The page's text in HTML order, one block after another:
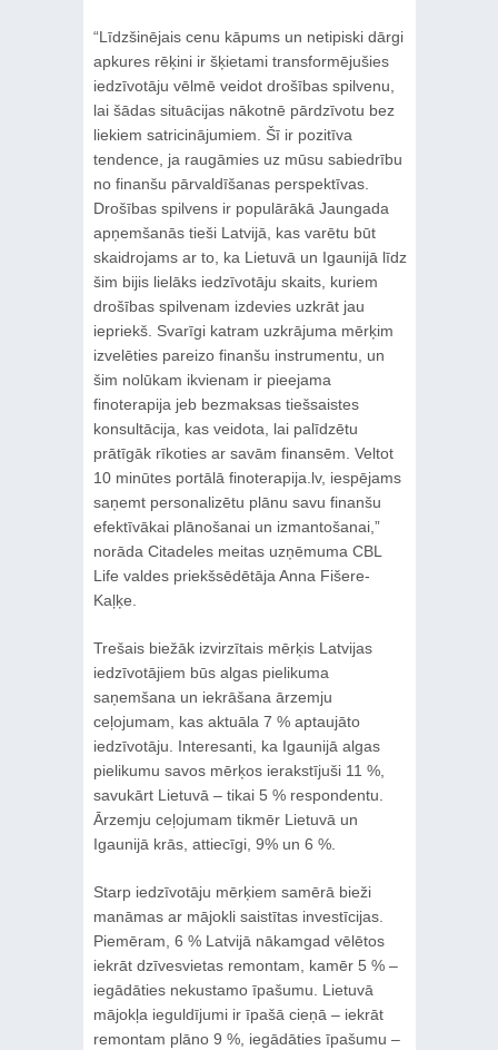
“Līdzšinējais cenu kāpums un netipiski dārgi
apkures rēķini ir šķietami transformējušies
iedzīvotāju vēlmē veidot drošības spilvenu,
lai šādas situācijas nākotnē pārdzīvotu bez
liekiem satricinājumiem. Šī ir pozitīva
tendence, ja raugāmies uz mūsu sabiedrību
no finanšu pārvaldīšanas perspektīvas.
Drošības spilvens ir populārākā Jaungada
apņemšanās tieši Latvijā, kas varētu būt
skaidrojams ar to, ka Lietuvā un Igaunijā līdz
šim bijis lielāks iedzīvotāju skaits, kuriem
drošības spilvenam izdevies uzkrāt jau
iepriekš. Svarīgi katram uzkrājuma mērķim
izvelēties pareizo finanšu instrumentu, un
šim nolūkam ikvienam ir pieejama
finoterapija jeb bezmaksas tiešsaistes
konsultācija, kas veidota, lai palīdzētu
prātīgāk rīkoties ar savām finansēm. Veltot
10 minūtes portālā finoterapija.lv, iespējams
saņemt personalizētu plānu savu finanšu
efektīvākai plānošanai un izmantošanai,”
norāda Citadeles meitas uzņēmuma CBL
Life valdes priekšsēdētāja Anna Fišere-
Kaļķe.
Trešais biežāk izvirzītais mērķis Latvijas
iedzīvotājiem būs algas pielikuma
saņemšana un iekrāšana ārzemju
ceļojumam, kas aktuāla 7 % aptaujāto
iedzīvotāju. Interesanti, ka Igaunijā algas
pielikumu savos mērķos ierakstījuši 11 %,
savukārt Lietuvā – tikai 5 % respondentu.
Ārzemju ceļojumam tikmēr Lietuvā un
Igaunijā krās, attiecīgi, 9% un 6 %.
Starp iedzīvotāju mērķiem samērā bieži
manāmas ar mājokli saistītas investīcijas.
Piemēram, 6 % Latvijā nākamgad vēlētos
iekrāt dzīvesvietas remontam, kamēr 5 % –
iegādāties nekustamo īpašumu. Lietuvā
mājokļa ieguldījumi ir īpašā cieņā – iekrāt
remontam plāno 9 %, iegādāties īpašumu –